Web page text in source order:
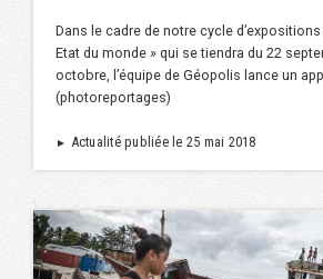
Dans le cadre de notre cycle
Etat du monde » qui se tiendra du 22
octobre, l’équipe de Géopolis lance un
(photoreportages)
► Actualité publiée le 25 mai 2018